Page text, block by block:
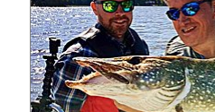
Sie mitten im Fisch und
lästeige Packerei, lassen Sie
haben Langsbo Island und
wenige Minuten von Langsbo
ist identisch! Bitte beachten,
bereits 2 vollausgestattete